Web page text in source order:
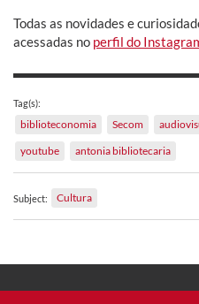
Todas as novidades e
acessadas no perfil do
Tag(s):
biblioteconomia Secom
youtube
antonia bibliotecaria
Subject: Cultura